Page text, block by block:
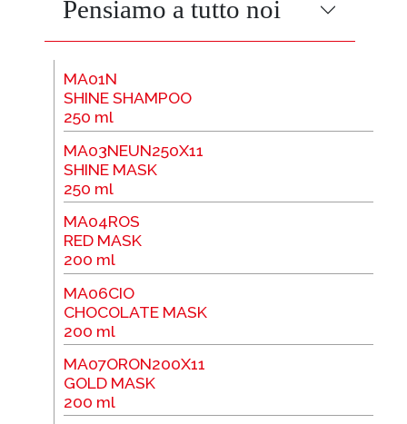
Pensiamo a tutto noi
MA01N
SHINE SHAMPOO
250 ml
MA03NEUN250X11
SHINE MASK
250 ml
MA04ROS
RED MASK
200 ml
MA06CIO
CHOCOLATE MASK
200 ml
MA07ORON200X11
GOLD MASK
200 ml